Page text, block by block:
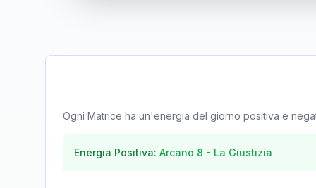
Ogni Matrice ha un'energia del giorno positiva e
Energia Positiva: Arcano 8 - La Giustizia